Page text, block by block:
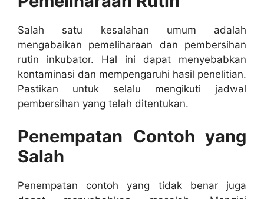
Salah satu kesalahan umum adalah
mengabaikan pemeliharaan dan pembersihan
rutin inkubator. Hal ini dapat menyebabkan
kontaminasi dan mempengaruhi hasil penelitian.
Pastikan untuk selalu mengikuti jadwal
pembersihan yang telah ditentukan.
Penempatan Contoh yang
Salah
Penempatan contoh yang tidak benar juga